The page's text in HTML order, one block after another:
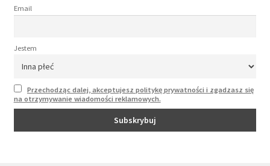
Email
Jestem
Przechodząc dalej, akceptujesz politykę prywatności i zgadzasz się
na otrzymywanie wiadomości reklamowych.